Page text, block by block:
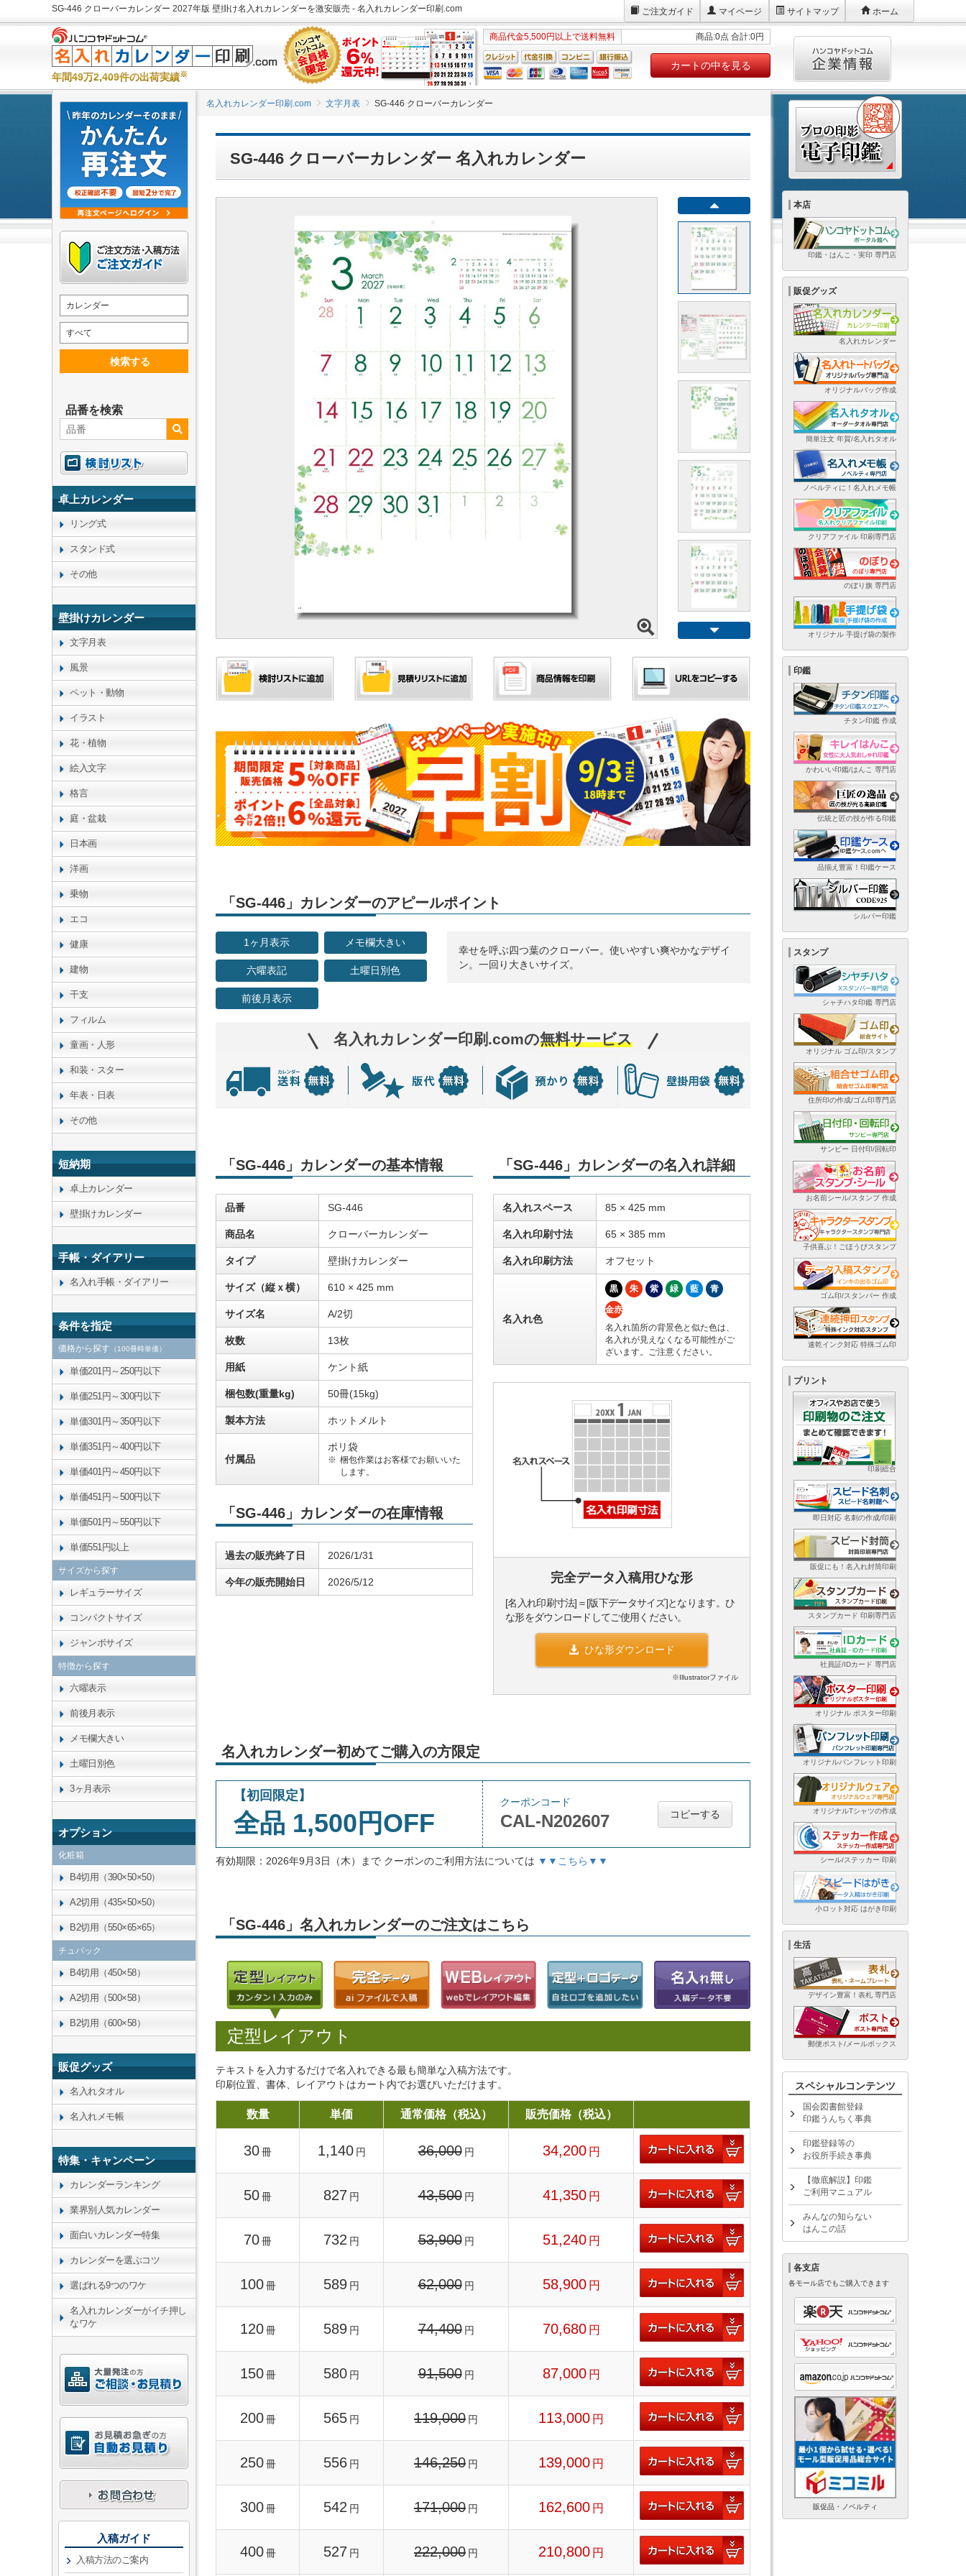
SG-446 クローバーカレンダー 2027年版 壁掛け名入れカレンダーを激安販売 - 名入れカレンダー印刷.com ご注文ガイド マイページ サイトマップ ホーム
年間49万2,409件の出荷実績※
商品代金5,500円以上で送料無料 商品:0点 合計:0円
カートの中を見る
名入れカレンダー印刷.com 文字月表 SG-446 クローバーカレンダー
SG-446 クローバーカレンダー 名入れカレンダー
「SG-446」カレンダーのアピールポイント
1ヶ月表示 メモ欄大きい
六曜表記 土曜日別色
前後月表示
幸せを呼ぶ四つ葉のクローバー。使いやすい爽やかなデザイ
ン。一回り大きいサイズ。
名入れカレンダー印刷.comの無料サービス
「SG-446」カレンダーの基本情報
品番 SG-446
商品名 クローバーカレンダー
タイプ 壁掛けカレンダー
サイズ（縦ｘ横） 610 × 425 mm
サイズ名 A/2切
枚数 13枚
用紙 ケント紙
梱包数(重量kg) 50冊(15kg)
製本方法 ホットメルト
付属品
ポリ袋
梱包作業はお客様でお願いいた
します。
「SG-446」カレンダーの在庫情報
過去の販売終了日 2026/1/31
今年の販売開始日 2026/5/12
「SG-446」カレンダーの名入れ詳細
名入れスペース 85 × 425 mm
名入れ印刷寸法 65 × 385 mm
名入れ印刷方法 オフセット
名入れ色
黒 朱 紫 緑 藍 青
金赤
名入れ箇所の背景色と似た色は、
名入れが見えなくなる可能性がご
ざいます。ご注意ください。
完全データ入稿用ひな形
[名入れ印刷寸法]＝[版下データサイズ]となります。ひ
な形をダウンロードしてご使用ください。
ひな形ダウンロード
※Illustratorファイル
名入れカレンダー初めてご購入の方限定
【初回限定】
全品 1,500円OFF
クーポンコード
CAL-N202607 コピーする
有効期限：2026年9月3日（木）まで クーポンのご利用方法については ▼▼こちら▼▼
「SG-446」名入れカレンダーのご注文はこちら
定型レイアウト
テキストを入力するだけで名入れできる最も簡単な入稿方法です。
印刷位置、書体、レイアウトはカート内でお選びいただけます。
数量 単価 通常価格（税込） 販売価格（税込）
30冊 1,140 円 36,000 円 34,200 円
50冊 827 円 43,500 円 41,350 円
70冊 732 円 53,900 円 51,240 円
100 冊 589 円 62,000 円 58,900 円
120 冊 589 円 74,400 円 70,680 円
150 冊 580 円 91,500 円 87,000 円
200 冊 565 円 119,000 円 113,000 円
250 冊 556 円 146,250 円 139,000 円
300 冊 542 円 171,000 円 162,600 円
400 冊 527 円 222,000 円 210,800 円
カレンダー
すべて
検索する
品番を検索
卓上カレンダー
リング式
スタンド式
その他
壁掛けカレンダー
文字月表
風景
ペット・動物
イラスト
花・植物
絵入文字
格言
庭・盆栽
日本画
洋画
乗物
エコ
健康
建物
干支
フィルム
童画・人形
和装・スター
年表・日表
その他
短納期
卓上カレンダー
壁掛けカレンダー
手帳・ダイアリー
名入れ手帳・ダイアリー
条件を指定
価格から探す （100冊時単価）
単価201円～250円以下
単価251円～300円以下
単価301円～350円以下
単価351円～400円以下
単価401円～450円以下
単価451円～500円以下
単価501円～550円以下
単価551円以上
サイズから探す
レギュラーサイズ
コンパクトサイズ
ジャンボサイズ
特徴から探す
六曜表示
前後月表示
メモ欄大きい
土曜日別色
3ヶ月表示
オプション
化粧箱
B4切用（390×50×50）
A2切用（435×50×50）
B2切用（550×65×65）
チュパック
B4切用（450×58）
A2切用（500×58）
B2切用（600×58）
販促グッズ
名入れタオル
名入れメモ帳
特集・キャンペーン
カレンダーランキング
業界別人気カレンダー
面白いカレンダー特集
カレンダーを選ぶコツ
選ばれる9つのワケ
名入れカレンダーがイチ押し
なワケ
入稿ガイド
入稿方法のご案内
本店
印鑑・はんこ・実印 専門店
販促グッズ
名入れカレンダー
オリジナルバッグ作成
簡単注文 年賀/名入れタオル
ノベルティに！名入れメモ帳
クリアファイル 印刷専門店
のぼり旗 専門店
オリジナル 手提げ袋の製作
印鑑
チタン印鑑 作成
かわいい印鑑/はんこ 専門店
伝統と匠の技が作る印鑑
品揃え豊富！印鑑ケース
シルバー印鑑
スタンプ
シャチハタ印鑑 専門店
オリジナル ゴム印/スタンプ
住所印の作成/ゴム印専門店
サンビー 日付印/回転印
お名前シール/スタンプ 作成
子供喜ぶ！ごほうびスタンプ
ゴム印/スタンパー 作成
速乾インク対応 特殊ゴム印
プリント
印刷総合
即日対応 名刺の作成/印刷
販促にも！名入れ封筒印刷
スタンプカード 印刷専門店
社員証/IDカード 専門店
オリジナル ポスター印刷
オリジナルパンフレット印刷
オリジナルTシャツの作成
シール/ステッカー 印刷
小ロット対応 はがき印刷
生活
デザイン豊富！表札 専門店
郵便ポスト/メールボックス
スペシャルコンテンツ
国会図書館登録
印鑑うんちく事典
印鑑登録等の
お役所手続き事典
【徹底解説】印鑑
ご利用マニュアル
みんなの知らない
はんこの話
各支店
各モール店でもご購入できます
販促品・ノベルティ